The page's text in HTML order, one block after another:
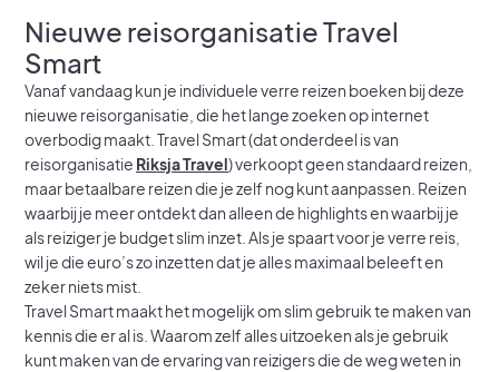
Nieuwe reisorganisatie Travel
Smart
Vanaf vandaag kun je individuele verre reizen boeken bij deze
nieuwe reisorganisatie, die het lange zoeken op internet
overbodig maakt. Travel Smart (dat onderdeel is van
reisorganisatie Riksja Travel) verkoopt geen standaard reizen,
maar betaalbare reizen die je zelf nog kunt aanpassen. Reizen
waarbij je meer ontdekt dan alleen de highlights en waarbij je
als reiziger je budget slim inzet. Als je spaart voor je verre reis,
wil je die euro’s zo inzetten dat je alles maximaal beleeft en
zeker niets mist.
Travel Smart maakt het mogelijk om slim gebruik te maken van
kennis die er al is. Waarom zelf alles uitzoeken als je gebruik
kunt maken van de ervaring van reizigers die de weg weten in